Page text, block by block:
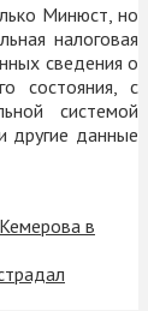
Минюст, но
налоговая
сведения о
состояния, с
системой
другие данные
в